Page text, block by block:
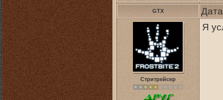
GTX
Стритрейсер
Я